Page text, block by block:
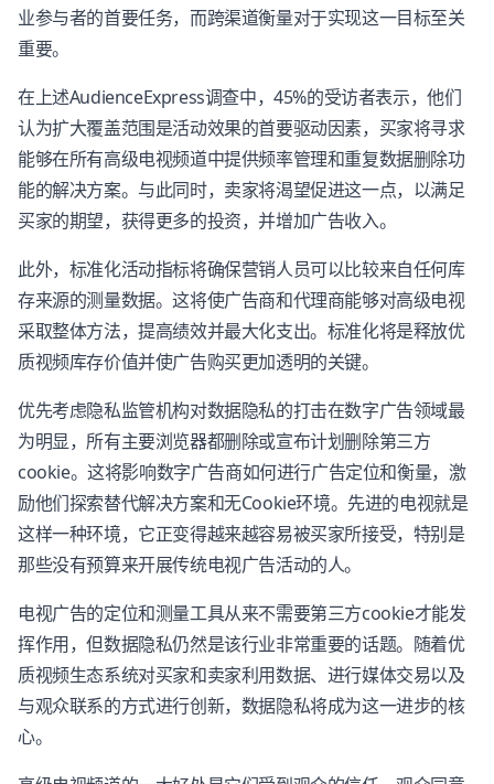
业参与者的首要任务，而跨渠道衡量对于实现这一目标至关
重要。
在上述AudienceExpress调查中，45%的受访者表示，他们
认为扩大覆盖范围是活动效果的首要驱动因素，买家将寻求
能够在所有高级电视频道中提供频率管理和重复数据删除功
能的解决方案。与此同时，卖家将渴望促进这一点，以满足
买家的期望，获得更多的投资，并增加广告收入。
此外，标准化活动指标将确保营销人员可以比较来自任何库
存来源的测量数据。这将使广告商和代理商能够对高级电视
采取整体方法，提高绩效并最大化支出。标准化将是释放优
质视频库存价值并使广告购买更加透明的关键。
优先考虑隐私监管机构对数据隐私的打击在数字广告领域最
为明显，所有主要浏览器都删除或宣布计划删除第三方
cookie。这将影响数字广告商如何进行广告定位和衡量，激
励他们探索替代解决方案和无Cookie环境。先进的电视就是
这样一种环境，它正变得越来越容易被买家所接受，特别是
那些没有预算来开展传统电视广告活动的人。
电视广告的定位和测量工具从来不需要第三方cookie才能发
挥作用，但数据隐私仍然是该行业非常重要的话题。随着优
质视频生态系统对买家和卖家利用数据、进行媒体交易以及
与观众联系的方式进行创新，数据隐私将成为这一进步的核
心。